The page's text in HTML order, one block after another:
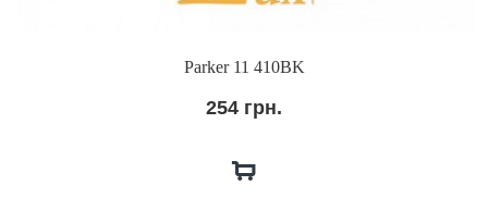
Parker 11 410BK
254 грн.